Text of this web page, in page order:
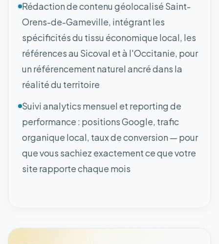
Rédaction de contenu géolocalisé Saint-
Orens-de-Gameville, intégrant les
spécificités du tissu économique local, les
références au Sicoval et à l'Occitanie, pour
un référencement naturel ancré dans la
réalité du territoire
Suivi analytics mensuel et reporting de
performance : positions Google, trafic
organique local, taux de conversion — pour
que vous sachiez exactement ce que votre
site rapporte chaque mois